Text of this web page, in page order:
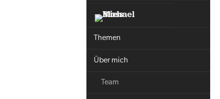
Themen
Über mich
Team